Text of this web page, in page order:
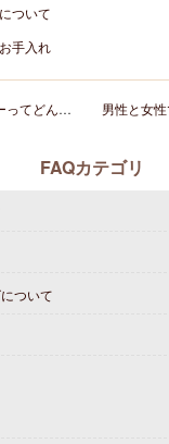
ついて
手入れ
ンドですか？？
FAQカテゴリ
ついて